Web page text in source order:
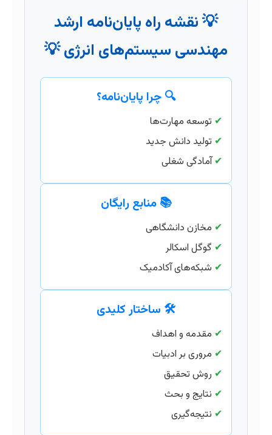
💡 نقشه راه پایان‌نامه ارشد
مهندسی سیستم‌های انرژی 💡
🔍 چرا پایان‌نامه؟
✔ توسعه مهارت‌ها
✔ تولید دانش جدید
✔آمادگی شغلی
📚 منابع رایگان
✔ مخازن دانشگاهی
✔ گوگل اسکالر
✔ شبکه‌های آکادمیک
🛠️ ساختار کلیدی
✔ مقدمه و اهداف
✔ مروری بر ادبیات
✔ روش تحقیق
✔ نتایج و بحث
✔ نتیجه‌گیری